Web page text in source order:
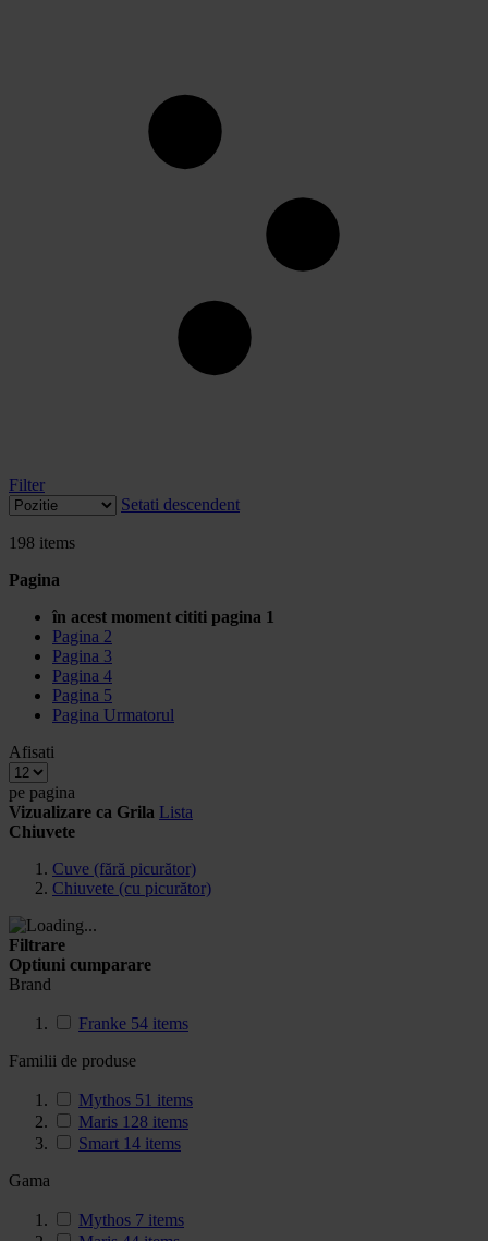
Filter
Setati descendent
198 items
Pagina
în acest moment cititi pagina 1
Pagina 2
Pagina 3
Pagina 4
Pagina 5
Pagina Urmatorul
Afisati
pe pagina
Vizualizare ca Grila Lista
Chiuvete
Cuve (fără picurător)
Chiuvete (cu picurător)
Filtrare
Optiuni cumparare
Brand
Franke 54 items
Familii de produse
Mythos 51 items
Maris 128 items
Smart 14 items
Gama
Mythos 7 items